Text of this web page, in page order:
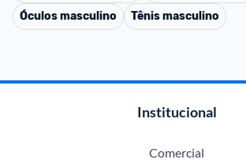
Óculos masculino
Tênis masculino
Institucional
Comercial